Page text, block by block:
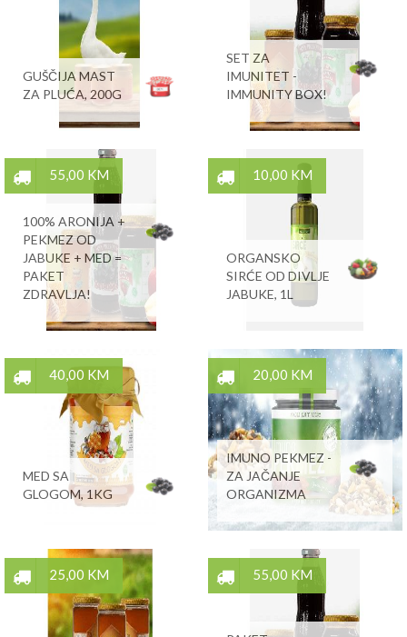
GUŠČIJA MAST
ZA PLUĆA, 200G
SET ZA
IMUNITET -
IMMUNITY BOX!
55,00 KM
100% ARONIJA +
PEKMEZ OD
JABUKE + MED =
PAKET
ZDRAVLJA!
10,00 KM
ORGANSKO
SIRĆE OD DIVLJE
JABUKE, 1L
40,00 KM
MED SA
GLOGOM, 1KG
20,00 KM
IMUNO PEKMEZ -
ZA JAČANJE
ORGANIZMA
25,00 KM 55,00 KM